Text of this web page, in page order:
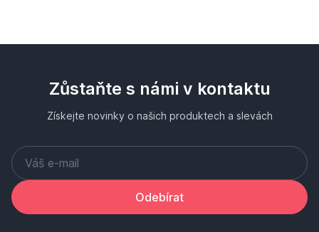
Zůstaňte s námi v kontaktu
Získejte novinky o našich produktech a slevách
Odebírat